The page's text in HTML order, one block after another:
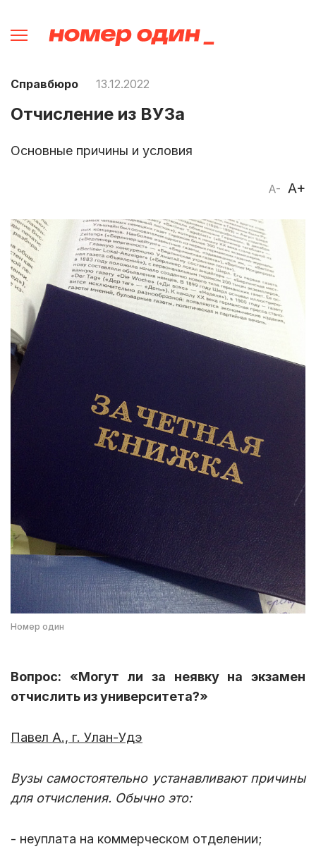
Справбюро 13.12.2022
Отчисление из ВУЗа
Основные причины и условия
A- A+
Номер один
Вопрос: «Могут ли за неявку на экзамен
отчислить из университета?»
Павел А., г. Улан-Удэ
Вузы самостоятельно устанавливают причины
для отчисления. Обычно это:
- неуплата на коммерческом отделении;